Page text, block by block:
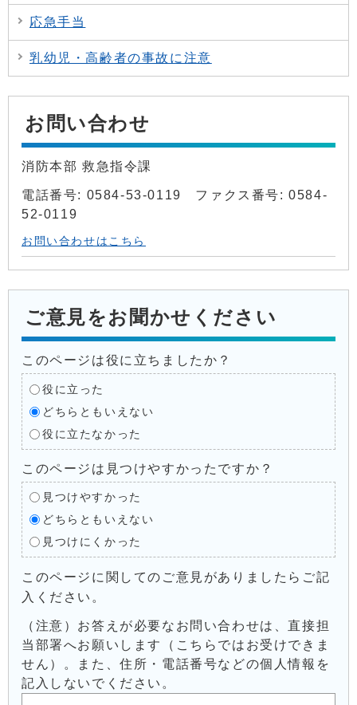
応急手当
乳幼児・高齢者の事故に注意
お問い合わせ
消防本部 救急指令課
電話番号: 0584-53-0119 ファクス番号: 0584-
52-0119
お問い合わせはこちら
ご意見をお聞かせください
このページは役に立ちましたか？
役に立った
どちらともいえない
役に立たなかった
このページは見つけやすかったですか？
見つけやすかった
どちらともいえない
見つけにくかった
このページに関してのご意見がありましたらご記
入ください。
（注意）お答えが必要なお問い合わせは、直接担
当部署へお願いします（こちらではお受けできま
せん）。また、住所・電話番号などの個人情報を
記入しないでください。